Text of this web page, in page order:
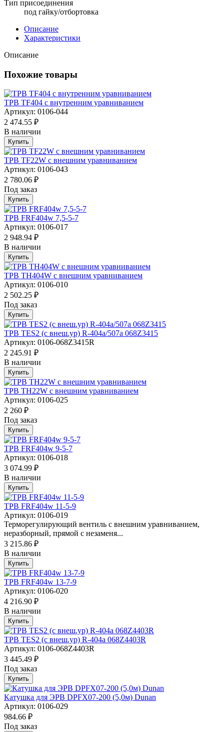
Тип присоединения
под гайку/отбортовка
Описание
Характеристики
Описание
Похожие товары
ТРВ TF404 с внутренним уравниванием
Артикул: 0106-044
2 474.55 ₽
В наличии
Купить
ТРВ TF22W с внешним уравниванием
Артикул: 0106-043
2 780.06 ₽
Под заказ
Купить
ТРВ FRF404w 7,5-5-7
Артикул: 0106-017
2 948.94 ₽
В наличии
Купить
ТРВ TH404W с внешним уравниванием
Артикул: 0106-010
2 502.25 ₽
Под заказ
Купить
ТРВ TES2 (с внеш.ур) R-404a/507а 068Z3415
Артикул: 0106-068Z3415R
2 245.91 ₽
В наличии
Купить
ТРВ TH22W с внешним уравниванием
Артикул: 0106-025
2 260 ₽
Под заказ
Купить
ТРВ FRF404w 9-5-7
Артикул: 0106-018
3 074.99 ₽
В наличии
Купить
ТРВ FRF404w 11-5-9
Артикул: 0106-019
Терморегулирующий вентиль с внешним уравниванием,
неразборный, прямой с незаменя...
3 215.86 ₽
В наличии
Купить
ТРВ FRF404w 13-7-9
Артикул: 0106-020
4 216.90 ₽
В наличии
Купить
ТРВ TES2 (с внеш.ур) R-404a 068Z4403R
Артикул: 0106-068Z4403R
3 445.49 ₽
Под заказ
Купить
Катушка для ЭРВ DPFX07-200 (5,0м) Dunan
Артикул: 0106-029
984.66 ₽
Под заказ